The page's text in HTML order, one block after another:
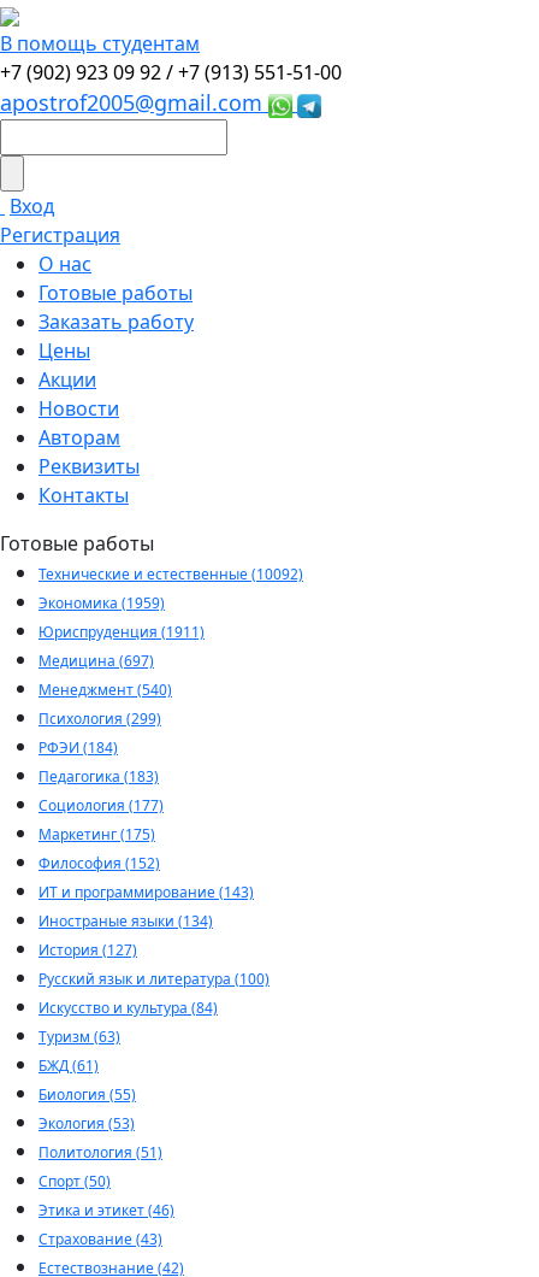
В помощь студентам
+7 (902) 923 09 92 /+7 (913) 551-51-00
apostrof2005@gmail.com
Вход
Регистрация
О нас
Готовые работы
Заказать работу
Цены
Акции
Новости
Авторам
Реквизиты
Контакты
Готовые работы
Технические и естественные (10092)
Экономика (1959)
Юриспруденция (1911)
Медицина (697)
Менеджмент (540)
Психология (299)
РФЭИ (184)
Педагогика (183)
Социология (177)
Маркетинг (175)
Философия (152)
ИТ и программирование (143)
Иностраные языки (134)
История (127)
Русский язык и литература (100)
Искусство и культура (84)
Туризм (63)
БЖД (61)
Биология (55)
Экология (53)
Политология (51)
Спорт (50)
Этика и этикет (46)
Страхование (43)
Естествознание (42)